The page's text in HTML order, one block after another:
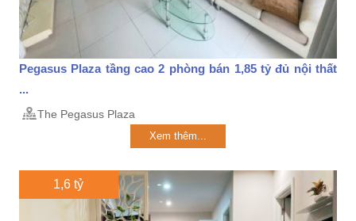
Pegasus Plaza tầng cao 2 phòng bán 1,85 tỷ đủ nội thất
...
The Pegasus Plaza
Xem thêm...
1,6 tỷ